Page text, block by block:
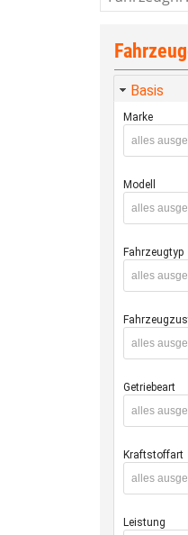
Basis
Marke
alles
Modell
alles
Fahrzeugtyp
alles
alles
Getriebeart
alles
Kraftstoffart
alles
Leistung